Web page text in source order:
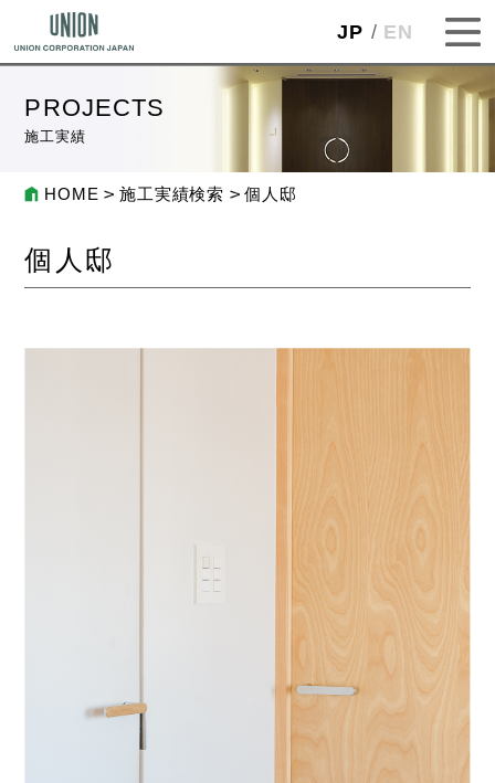
JP EN
PROJECTS
施工実績
HOME 施工実績検索 個人邸
個人邸